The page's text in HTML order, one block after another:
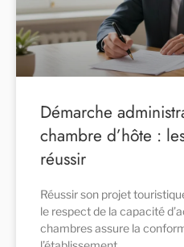
Démarche
chambre d’hôte :
réussir
Réussir son projet
le respect de la capacité
chambres assure la